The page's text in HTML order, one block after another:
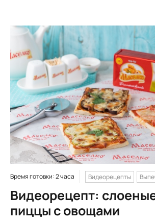
Время готовки: 2 часа Видеорецепты
Видеорецепт:
пиццы с овощами